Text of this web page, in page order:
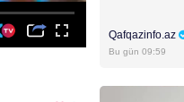
Qafqazinfo.az
Bu gün 09:59